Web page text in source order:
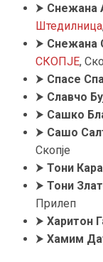
⮞ Снежана
Штедилница
⮞ Снежана
СКОПЈЕ,
⮞ Спасе
⮞ Славчо
⮞ Сашко
⮞ Сашо
Скопје
⮞ Тони
⮞ Тони
Прилеп
⮞ Харитон
⮞ Хамим